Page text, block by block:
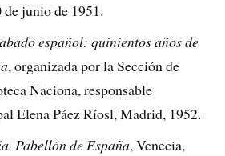
de junio de 1951.
español: quinientos años de
, organizada por la Sección de
Naciona, responsable
Elena Páez Ríosl, Madrid, 1952.
Pabellón de España, Venecia,